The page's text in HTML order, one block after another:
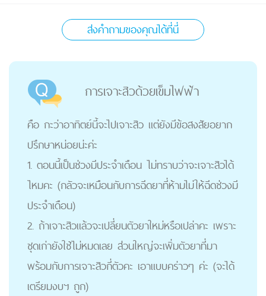
ส่งคำถามของคุณได้ที่นี่
การเจาะสิวด้วยเข็มไฟฟ้า
คือ กะว่าอาทิตย์นี้จะไปเจาะสิว แต่ยังมีข้อสงสัยอยาก
ปรึกษาหน่อยน่ะค่ะ
1. ตอนนี้เป็นช่วงมีประจำเดือน ไม่ทราบว่าจะเจาะสิวได้
ไหมคะ (กลัวจะเหมือนกับการฉีดยาที่ห้ามไม่ให้ฉีดช่วงมี
ประจำเดือน)
2. ถ้าเจาะสิวแล้วจะเปลี่ยนตัวยาใหม่หรือเปล่าคะ เพราะ
ชุดเก่ายังใช้ไม่หมดเลย ส่วนใหญ่จะเพิ่มตัวยาที่มา
พร้อมกับการเจาะสิวกี่ตัวคะ เอาแบบคร่าวๆ ค่ะ (จะได้
เตรียมงบฯ ถูก)